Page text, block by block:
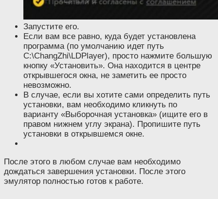
Запустите его.
Если вам все равно, куда будет установлена
программа (по умолчанию идет путь
C:\ChangZhi\LDPlayer), просто нажмите большую
кнопку «Установить». Она находится в центре
открывшегося окна, не заметить ее просто
невозможно.
В случае, если вы хотите сами определить путь
установки, вам необходимо кликнуть по
варианту «Выборочная установка» (ищите его в
правом нижнем углу экрана). Пропишите путь
установки в открывшемся окне.
После этого в любом случае вам необходимо
дождаться завершения установки. После этого
эмулятор полностью готов к работе.